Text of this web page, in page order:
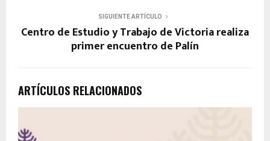
SIGUIENTE ARTÍCULO
Centro de Estudio y Trabajo de Victoria realiza
primer encuentro de Palín
ARTÍCULOS RELACIONADOS